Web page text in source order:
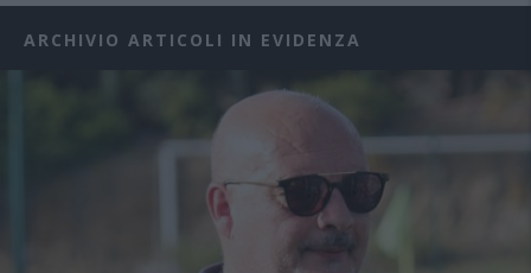
ARCHIVIO ARTICOLI IN EVIDENZA